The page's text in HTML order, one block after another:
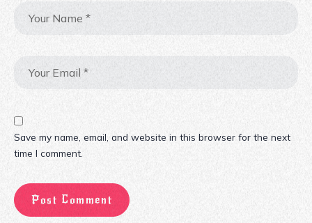
Save my name, email, and website in this browser for the next
time I comment.